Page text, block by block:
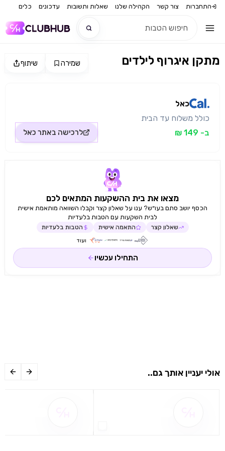
התחברות צור קשר הקהילה שלנו שאלות ותשובות עדכונים כלים
שיתוף שמירה מתקן איגרוף לילדים
כאל
כולל משלוח עד הבית
ב- 149 ₪
לרכישה באתר כאל
מצאו את בית ההשקעות המתאים לכם
הכסף יושב סתם בעו״ש? ענו על שאלון קצר וקבלו השוואה מותאמת אישית
לבית השקעות עם הטבות בלעדיות
שאלון קצר התאמה אישית הטבות בלעדיות
ועוד
התחילו עכשיו
אולי יעניין אותך גם..